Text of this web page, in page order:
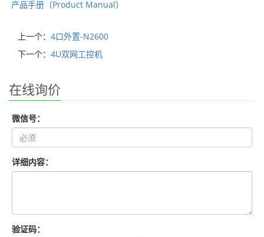
产品手册（Product Manual）
上一个： 4口外置-N2600
下一个： 4U双网工控机
在线询价
微信号：
详细内容：
验证码：